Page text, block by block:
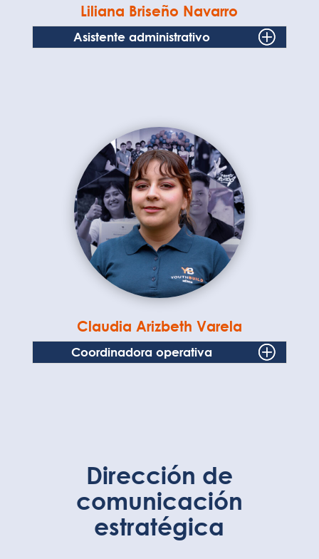
Liliana Briseño Navarro
Asistente administrativo
Claudia Arizbeth Varela
Coordinadora operativa
Dirección de
comunicación
estratégica